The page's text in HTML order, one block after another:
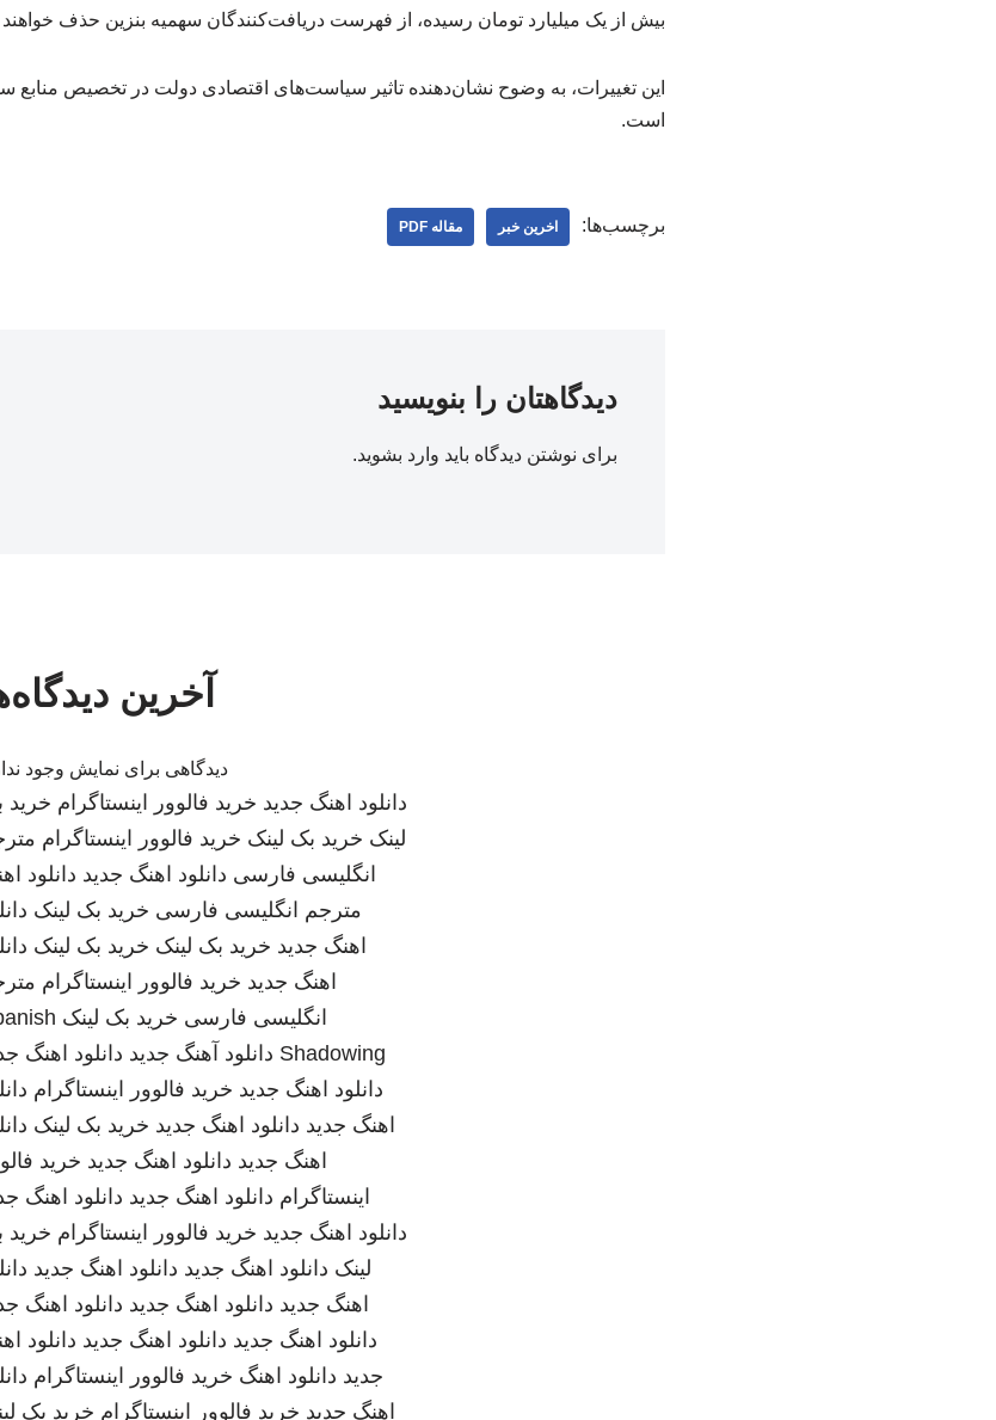
بیش از یک میلیارد تومان رسیده، از فهرست دریافت‌کنندگان سهمیه بنزین حذف
این تغییرات، به وضوح نشان‌دهنده تاثیر سیاست‌های اقتصادی دولت در تخصیص منابع
است.
برچسب‌ها: اخرین خبر مقاله PDF
دیدگاهتان را بنویسید
برای نوشتن دیدگاه باید وارد بشوید.
آخرین
دیدگاهی برای نمایش وجود
دانلود اهنگ جدید خرید فالوور اینستاگرام خرید
لینک خرید بک لینک خرید فالوور اینستاگرام
انگلیسی فارسی دانلود اهنگ جدید دانلود
مترجم انگلیسی فارسی خرید بک لینک
اهنگ جدید خرید بک لینک خرید بک لینک
اهنگ جدید خرید فالوور اینستاگرام
انگلیسی فارسی خرید بک لینک
Shadowing دانلود آهنگ جدید دانلود اهنگ
دانلود اهنگ جدید خرید فالوور اینستاگرام
اهنگ جدید دانلود اهنگ جدید خرید بک لینک
اهنگ جدید دانلود اهنگ جدید خرید
اینستاگرام دانلود اهنگ جدید دانلود اهنگ
دانلود اهنگ جدید خرید فالوور اینستاگرام خرید
لینک دانلود اهنگ جدید دانلود اهنگ جدید
اهنگ جدید دانلود اهنگ جدید دانلود اهنگ
دانلود اهنگ جدید دانلود اهنگ جدید دانلود
جدید دانلود اهنگ خرید فالوور اینستاگرام
اهنگ جدید خرید فالوور اینستاگرام خرید بک